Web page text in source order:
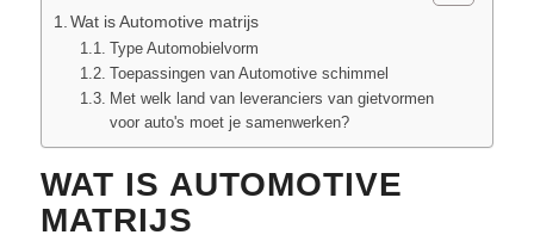
Wat is Automotive matrijs
Type Automobielvorm
Toepassingen van Automotive schimmel
Met welk land van leveranciers van gietvormen
voor auto's moet je samenwerken?
WAT IS AUTOMOTIVE
MATRIJS